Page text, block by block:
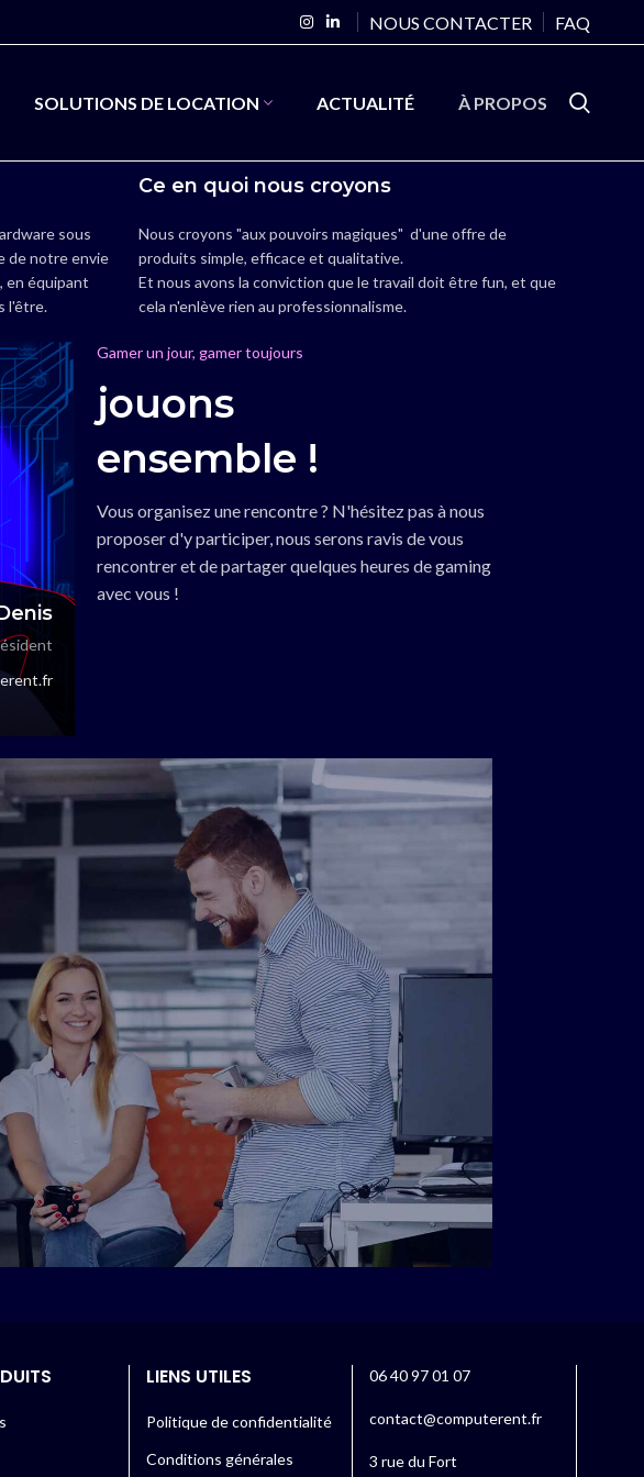
NOUS CONTACTER FAQ
SOLUTIONS DE LOCATION ACTUALITÉ À PROPOS
sous
de notre envie
en équipant
l'être.
Ce en quoi nous croyons
Nous croyons "aux pouvoirs magiques" d'une offre de
produits simple, efficace et qualitative.
Et nous avons la conviction que le travail doit être fun, et que
cela n'enlève rien au professionnalisme.
Gamer un jour, gamer toujours
jouons
ensemble !
Vous organisez une rencontre ? N'hésitez pas à nous
proposer d'y participer, nous serons ravis de vous
rencontrer et de partager quelques heures de gaming
avec vous !
LIENS UTILES
Politique de confidentialité
Conditions générales
06 40 97 01 07
contact@computerent.fr
3 rue du Fort